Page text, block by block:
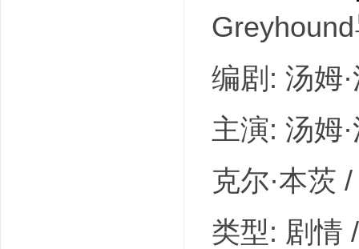
编剧: 汤姆
主演: 汤姆
克尔·本茨
类型: 剧情